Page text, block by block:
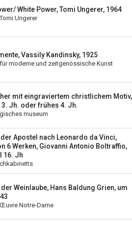
White Power, Tomi Ungerer, 1964
Ungerer
Vassily Kandinsky, 1925
moderne und zeitgenössische Kunst
mit eingraviertem christlichem Motiv,
3. Jh. oder frühes 4. Jh.
museum
der Apostel nach Leonardo da Vinci,
6 Werken, Giovanni Antonio Boltraffio,
16. Jh
Weinlaube, Hans Baldung Grien, um
Notre-Dame